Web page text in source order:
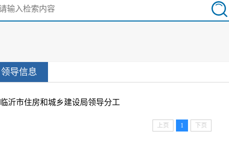
领导信息
临沂市住房和城乡建设局领导分工
上页 1 下页